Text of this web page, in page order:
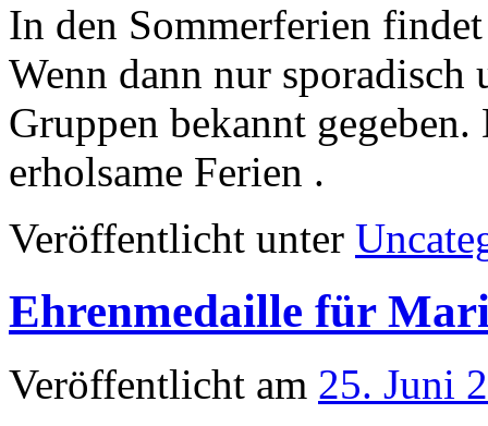
In den Sommerferien
Wenn dann nur
Gruppen bekannt
erholsame Ferien .
Veröffentlicht unter
Ehrenmedaille für
Veröffentlicht am 25. Juni